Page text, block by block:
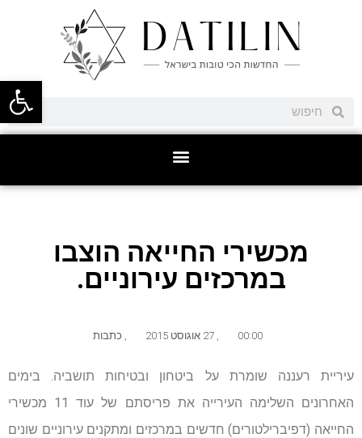
פתח
מכשירי החייאה הוצבו
במרכזים עירוניים.
00:00
,
, כתבות
עיריית רעננה שומרת על ביטחון ובטיחות תושביה. בימים
האחרונים השלימה העירייה את פריסתם של עוד 11 מכשירי
החייאה (דפיברילטורים) חדשים במרכזים ומתקנים עירוניים שונים